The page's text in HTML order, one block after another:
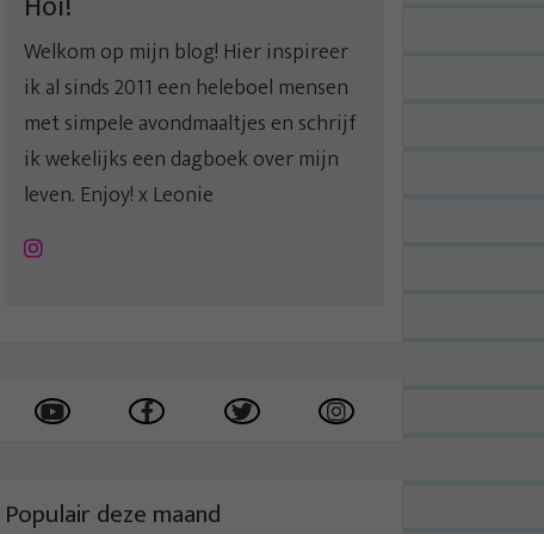
Welkom op mijn blog! Hier inspireer
ik al sinds 2011 een heleboel mensen
met simpele avondmaaltjes en schrijf
ik wekelijks een dagboek over mijn
leven. Enjoy! x Leonie
Instagram
Populair deze maand